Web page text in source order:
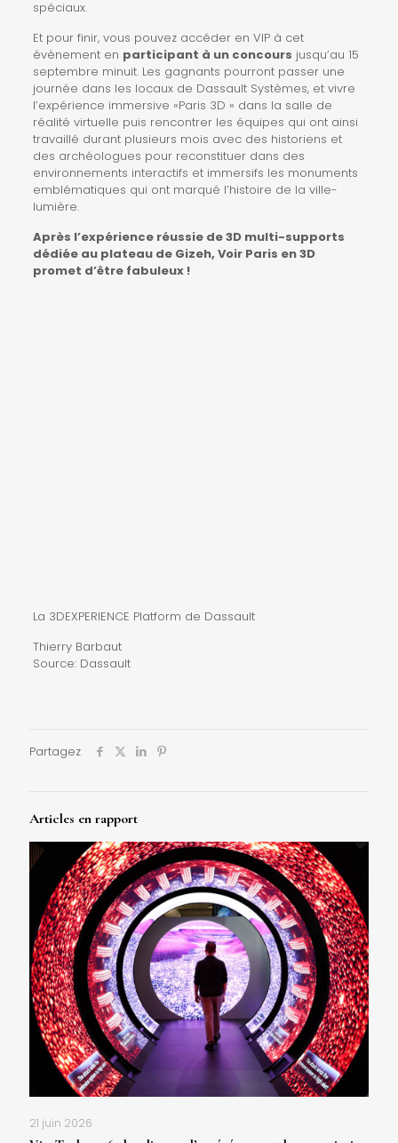
spéciaux.
Et pour finir, vous pouvez accéder en VIP à cet
évènement en participant à un concours jusqu’au 15
septembre minuit. Les gagnants pourront passer une
journée dans les locaux de Dassault Systèmes, et vivre
l’expérience immersive «Paris 3D » dans la salle de
réalité virtuelle puis rencontrer les équipes qui ont ainsi
travaillé durant plusieurs mois avec des historiens et
des archéologues pour reconstituer dans des
environnements interactifs et immersifs les monuments
emblématiques qui ont marqué l’histoire de la ville-
lumière.
Après l’expérience réussie de 3D multi-supports
dédiée au plateau de Gizeh, Voir Paris en 3D
promet d’être fabuleux !
La 3DEXPERIENCE Platform de Dassault
Thierry Barbaut
Source: Dassault
Partagez
Articles en rapport
21 juin 2026